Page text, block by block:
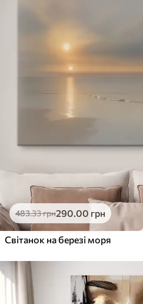
483.33грн290.00 грн
Світанок на березі моря